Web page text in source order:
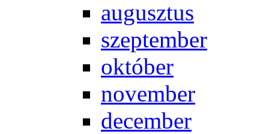
au­gusz­tus
szep­tem­ber
ok­tó­ber
no­vem­ber
de­cem­ber